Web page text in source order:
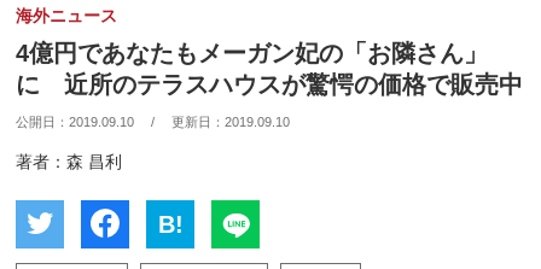
海外ニュース
4億円であなたもメーガン妃の「お隣さん」
に 近所のテラスハウスが驚愕の価格で販売中
公開日：2019.09.10 / 更新日：2019.09.10
著者：森 昌利
B!